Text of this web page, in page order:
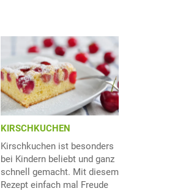
KIRSCHKUCHEN
Kirschkuchen ist besonders
bei Kindern beliebt und ganz
schnell gemacht. Mit diesem
Rezept einfach mal Freude